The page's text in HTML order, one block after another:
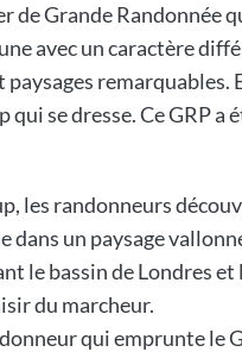
de Grande Randonnée
avec un caractère
se dresse. Ce GRP a
les randonneurs
dans un paysage
le bassin de Londres et
du marcheur.
qui emprunte le